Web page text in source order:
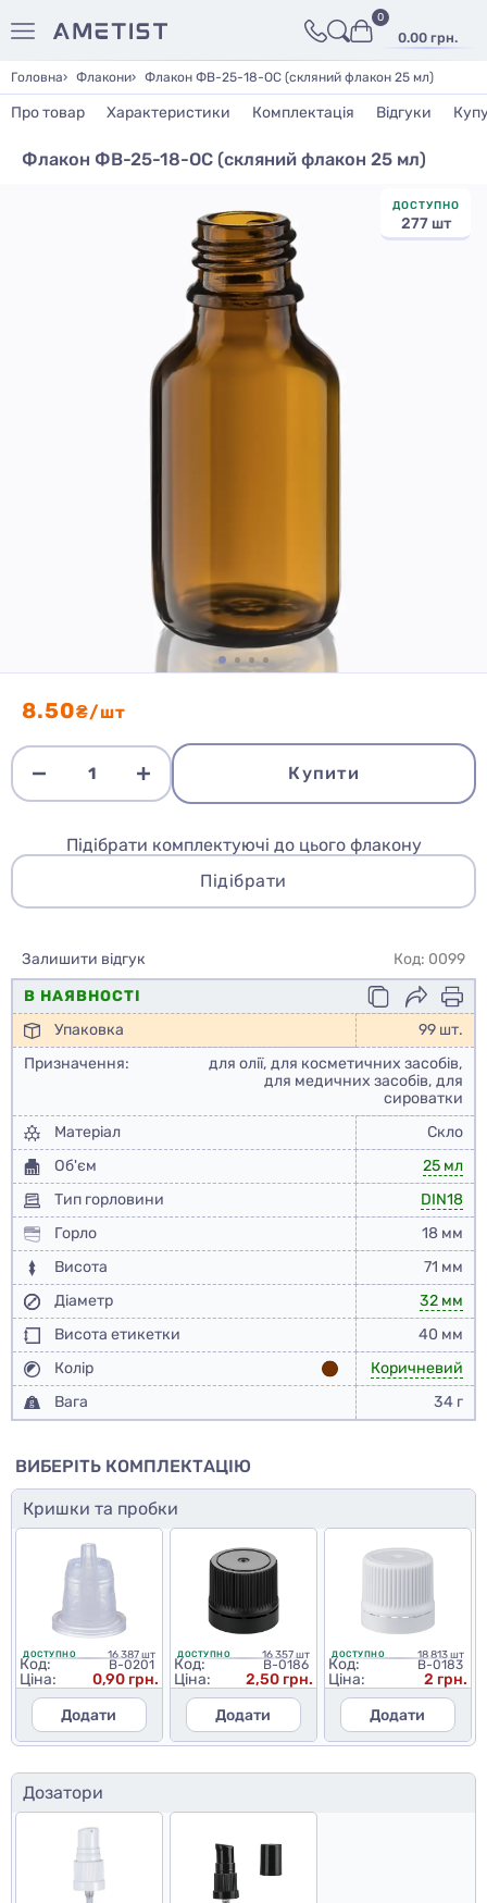
0.00 грн.
0
Головна Флакони Флакон ФВ-25-18-ОС (скляний флакон 25 мл)
Про товар Характеристики Комплектація Відгуки
Флакон ФВ-25-18-ОС (скляний флакон 25 мл)
ДОСТУПНО
277 шт
8.50₴/шт
Купити
Підібрати комплектуючі до цього флакону
Підібрати
Залишити відгук
Код: 0099
В НАЯВНОСТІ
Упаковка
99 шт.
Призначення:
для олії, для косметичних засобів,
для медичних засобів, для
сироватки
Матеріал
Скло
Об'єм
25 мл
Тип горловини
DIN18
Горло
18 мм
Висота
71 мм
Діаметр
32 мм
Висота етикетки
40 мм
Колір
Коричневий
Вага
34 г
ВИБЕРІТЬ КОМПЛЕКТАЦІЮ
Кришки та пробки
ДОСТУПНО 16 387 шт
Код: B-0201
Ціна:
0,90 грн.
Додати
ДОСТУПНО 16 357 шт
Код: B-0186
Ціна:
2,50 грн.
Додати
ДОСТУПНО 18 813 шт
Код: B-0183
Ціна:
2 грн.
Додати
Дозатори